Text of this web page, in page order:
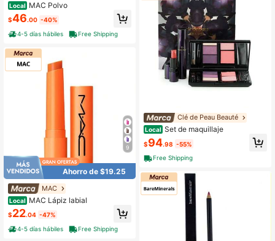
Local MAC Polvo
$46.00 -40%
4-5 días hábiles
Free Shipping
9
Ahorro de $19.25
MAC
Local MAC Lápiz labial
$22.04 -47%
4-5 días hábiles
Free Shipping
Clé de Peau Beauté
Local Set de maquillaje
$94.98 -55%
Free Shipping